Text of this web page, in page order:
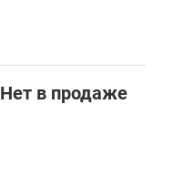
Нет в продаже